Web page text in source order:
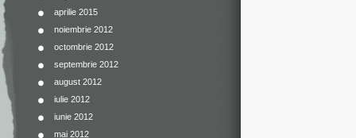
aprilie 2015
noiembrie 2012
octombrie 2012
septembrie 2012
august 2012
iulie 2012
iunie 2012
mai 2012